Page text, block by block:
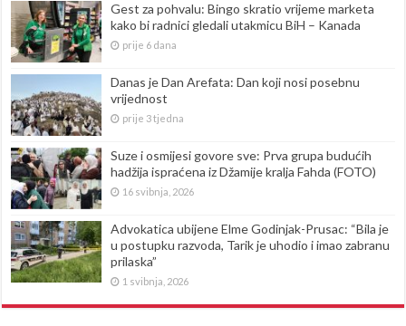
Gest za pohvalu: Bingo skratio vrijeme marketa
kako bi radnici gledali utakmicu BiH – Kanada
prije 6 dana
Danas je Dan Arefata: Dan koji nosi posebnu
vrijednost
prije 3 tjedna
Suze i osmijesi govore sve: Prva grupa budućih
hadžija ispraćena iz Džamije kralja Fahda (FOTO)
16 svibnja, 2026
Advokatica ubijene Elme Godinjak-Prusac: “Bila je
u postupku razvoda, Tarik je uhodio i imao zabranu
prilaska”
1 svibnja, 2026